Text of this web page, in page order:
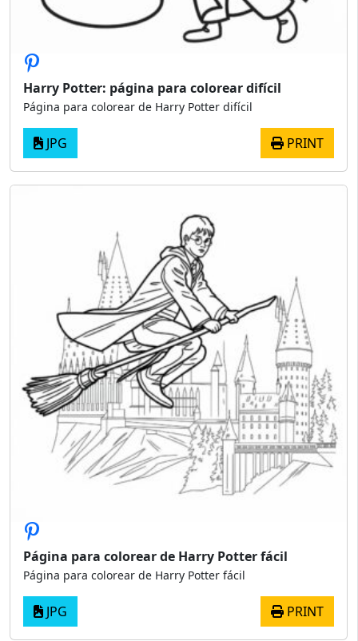
Harry Potter: página para colorear difícil
Página para colorear de Harry Potter difícil
JPG PRINT
Página para colorear de Harry Potter fácil
Página para colorear de Harry Potter fácil
JPG PRINT